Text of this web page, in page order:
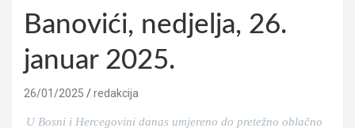
Banovići, nedjelja, 26.
januar 2025.
26/01/2025 redakcija
U Bosni i Hercegovini danas umjereno do pretežno oblačno